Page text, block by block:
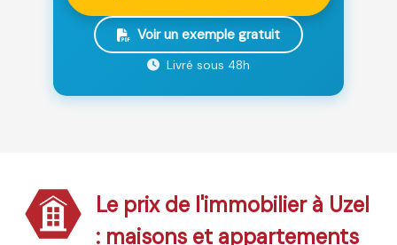
Voir un exemple gratuit
Livré sous 48h
Le prix de l'immobilier à Uzel
: maisons et appartements